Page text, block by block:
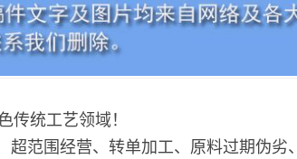
统工艺领域！
范围经营、转单加工、原料过期伪劣